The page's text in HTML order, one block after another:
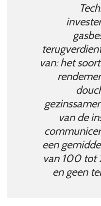
van: het
van de
een
van 100 tot
en geen